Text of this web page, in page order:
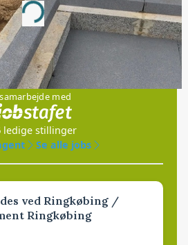
Loading...
Jobs
med
ledige stillinger
Se alle jobs
ved Ringkøbing /
Ringkøbing